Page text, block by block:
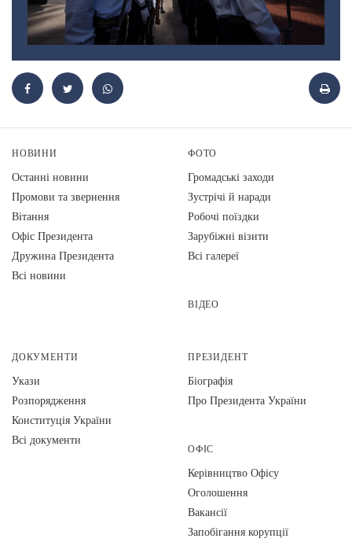
НОВИНИ
Останні новини
Промови та звернення
Вiтання
Офіс Президента
Дружина Президента
Всі новини
ФОТО
Громадські заходи
Зустрічі й наради
Робочі поїздки
Зарубіжні візити
Всі галереї
ВІДЕО
ДОКУМЕНТИ
Укази
Розпорядження
Конституція України
Всі документи
ПРЕЗИДЕНТ
Біографія
Про Президента України
ОФІС
Керівництво Офісу
Оголошення
Вакансії
Запобігання корупції